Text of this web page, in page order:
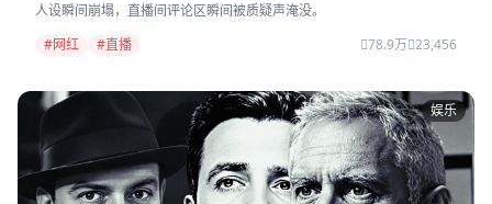
人设瞬间崩塌，直播间评论区瞬间被质疑声淹没。
#网红
#直播 78.9万 23,456
娱乐